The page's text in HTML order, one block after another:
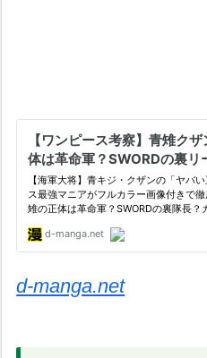
d-manga.net